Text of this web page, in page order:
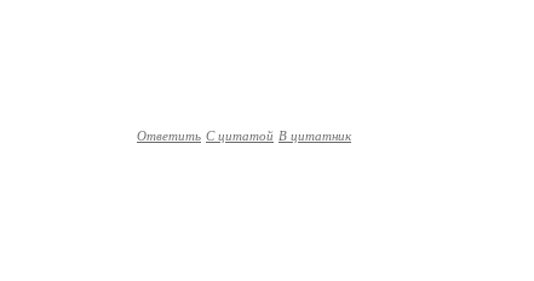
Ответить С цитатой В цитатник